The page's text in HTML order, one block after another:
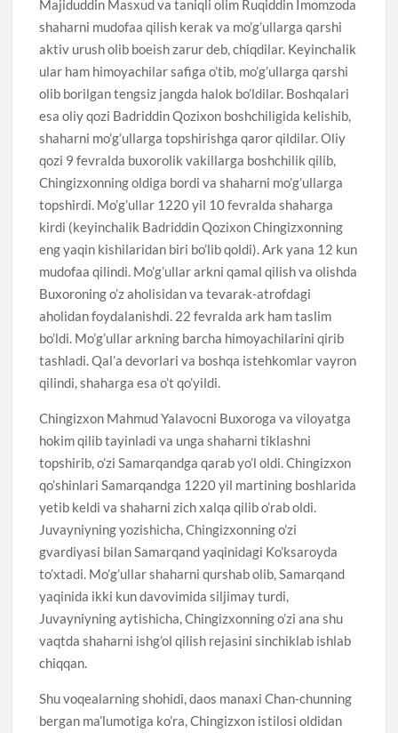
Majiduddin Masxud va taniqli olim Ruqiddin Imomzoda
shaharni mudofaa qilish kerak va mo’g’ullarga qarshi
aktiv urush olib boeish zarur deb, chiqdilar. Keyinchalik
ular ham himoyachilar safiga o’tib, mo’g’ullarga qarshi
olib borilgan tengsiz jangda halok bo’ldilar. Boshqalari
esa oliy qozi Badriddin Qozixon boshchiligida kelishib,
shaharni mo’g’ullarga topshirishga qaror qildilar. Oliy
qozi 9 fevralda buxorolik vakillarga boshchilik qilib,
Chingizxonning oldiga bordi va shaharni mo’g’ullarga
topshirdi. Mo’g’ullar 1220 yil 10 fevralda shaharga
kirdi (keyinchalik Badriddin Qozixon Chingizxonning
eng yaqin kishilaridan biri bo’lib qoldi). Ark yana 12 kun
mudofaa qilindi. Mo’g’ullar arkni qamal qilish va olishda
Buxoroning o’z aholisidan va tevarak-atrofdagi
aholidan foydalanishdi. 22 fevralda ark ham taslim
bo’ldi. Mo’g’ullar arkning barcha himoyachilarini qirib
tashladi. Qal’a devorlari va boshqa istehkomlar vayron
qilindi, shaharga esa o’t qo’yildi.
Chingizxon Mahmud Yalavocni Buxoroga va viloyatga
hokim qilib tayinladi va unga shaharni tiklashni
topshirib, o’zi Samarqandga qarab yo’l oldi. Chingizxon
qo’shinlari Samarqandga 1220 yil martining boshlarida
yetib keldi va shaharni zich xalqa qilib o’rab oldi.
Juvayniyning yozishicha, Chingizxonning o’zi
gvardiyasi bilan Samarqand yaqinidagi Ko’ksaroyda
to’xtadi. Mo’g’ullar shaharni qurshab olib, Samarqand
yaqinida ikki kun davovimida siljimay turdi,
Juvayniyning aytishicha, Chingizxonning o’zi ana shu
vaqtda shaharni ishg’ol qilish rejasini sinchiklab ishlab
chiqqan.
Shu voqealarning shohidi, daos manaxi Chan-chunning
bergan ma’lumotiga ko’ra, Chingizxon istilosi oldidan